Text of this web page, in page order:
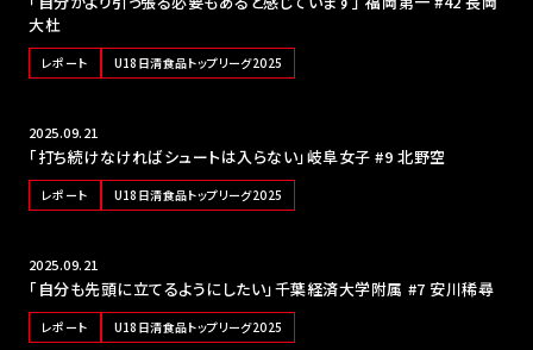
大杜
レポート U18日清食品トップリーグ2025
2025.09.21
「打ち続けなければシュートは入らない」岐阜女子 #9 北野空
レポート U18日清食品トップリーグ2025
2025.09.21
「自分も先頭に立てるようにしたい」千葉経済大学附属 #7 安川稀尋
レポート U18日清食品トップリーグ2025